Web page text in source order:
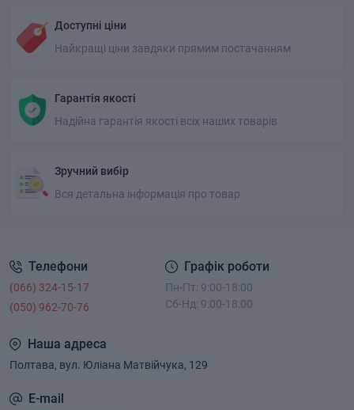
Доступні ціни
Найкращі ціни завдяки прямим постачанням
Гарантія якості
Надійна гарантія якості всіх наших товарів
Зручний вибір
Вся детальна інформація про товар
Телефони
(066) 324-15-17
(050) 962-70-76
Графік роботи
Пн-Пт: 9:00-18:00
Сб-Нд: 9:00-18:00
Наша адреса
Полтава, вул. Юліана Матвійчука, 129
E-mail